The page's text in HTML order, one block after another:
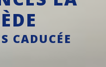
CADUCÉE